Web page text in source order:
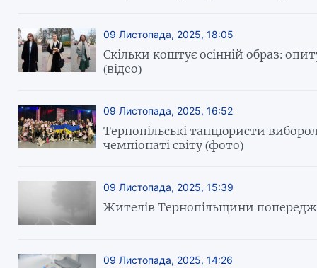
09 Листопада, 2025, 18:05
Скільки коштує осінній образ:
(відео)
09 Листопада, 2025, 16:52
Тернопільські танцюристи
чемпіонаті світу (фото)
09 Листопада, 2025, 15:39
Жителів Тернопільщини
09 Листопада, 2025, 14:26